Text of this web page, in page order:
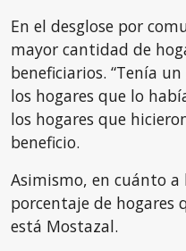
En el desglose por
mayor cantidad de
beneficiarios. “Tenía
los hogares que lo
los hogares que
beneficio.
Asimismo, en cuánto
porcentaje de hogares
está Mostazal.